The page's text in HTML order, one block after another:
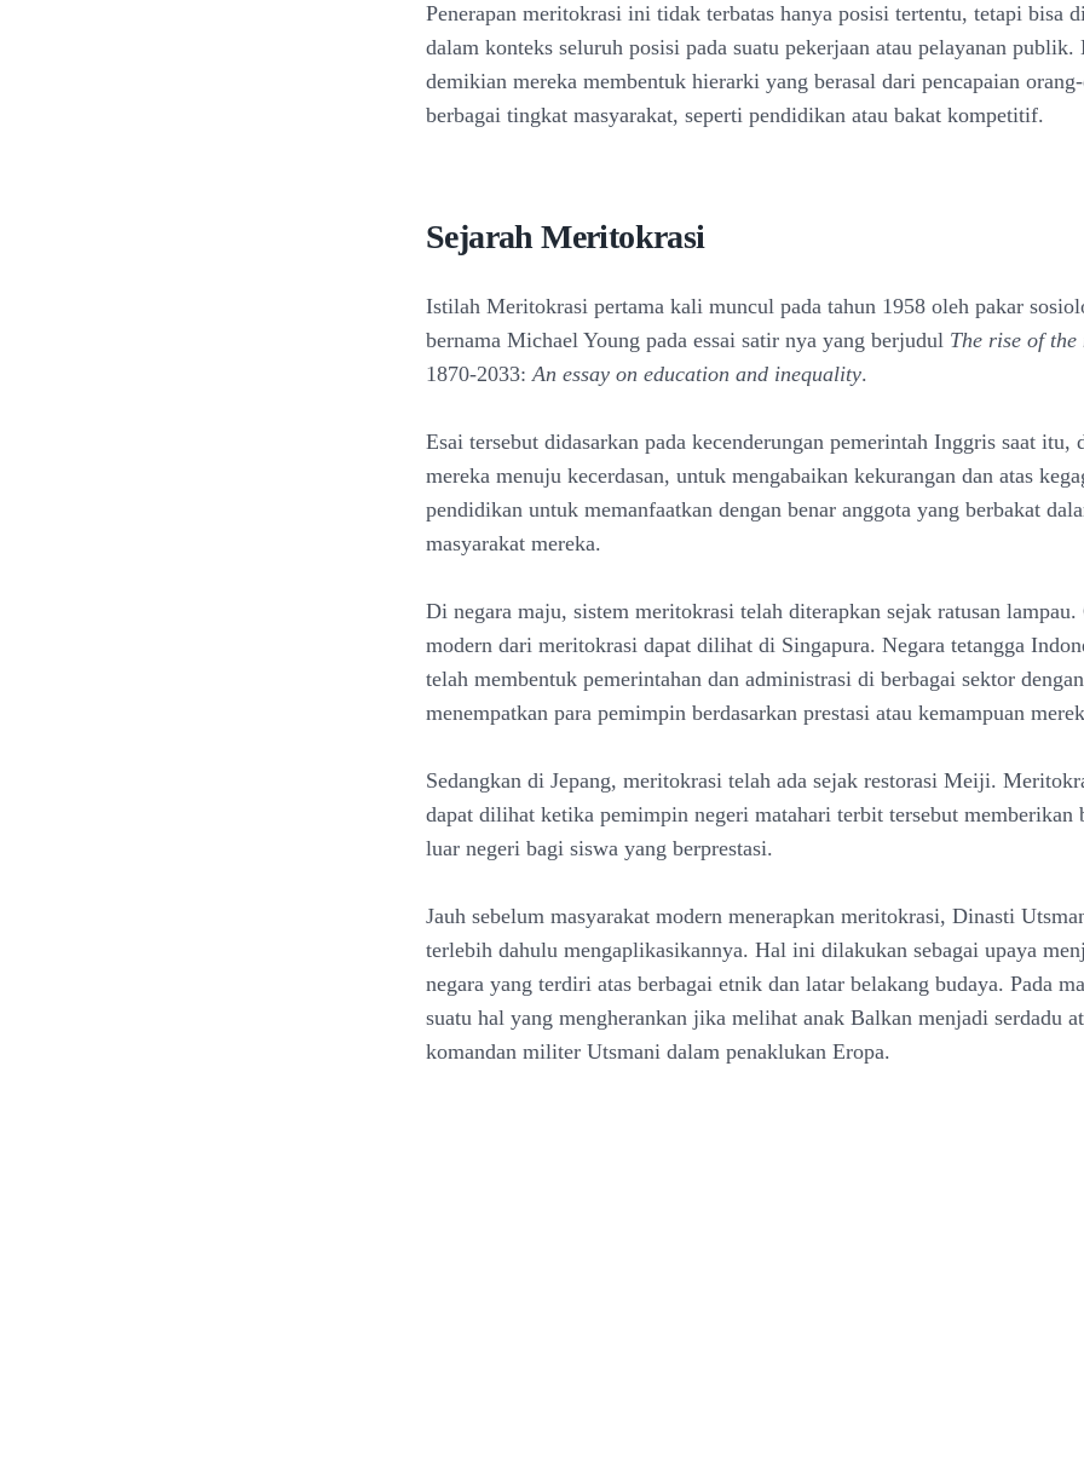
Penerapan meritokrasi ini tidak terbatas hanya posisi tertentu, tetapi bisa
dalam konteks seluruh posisi pada suatu pekerjaan atau pelayanan publik.
demikian mereka membentuk hierarki yang berasal dari pencapaian
berbagai tingkat masyarakat, seperti pendidikan atau bakat kompetitif.
Sejarah Meritokrasi
Istilah Meritokrasi pertama kali muncul pada tahun 1958 oleh pakar
bernama Michael Young pada essai satir nya yang berjudul The rise of
1870-2033:An essay on education and inequality.
Esai tersebut didasarkan pada kecenderungan pemerintah Inggris saat itu,
mereka menuju kecerdasan, untuk mengabaikan kekurangan dan atas
pendidikan untuk memanfaatkan dengan benar anggota yang berbakat
masyarakat mereka.
Di negara maju, sistem meritokrasi telah diterapkan sejak ratusan lampau.
modern dari meritokrasi dapat dilihat di Singapura. Negara tetangga
telah membentuk pemerintahan dan administrasi di berbagai sektor dengan
menempatkan para pemimpin berdasarkan prestasi atau kemampuan
Sedangkan di Jepang, meritokrasi telah ada sejak restorasi Meiji.
dapat dilihat ketika pemimpin negeri matahari terbit tersebut memberikan
luar negeri bagi siswa yang berprestasi.
Jauh sebelum masyarakat modern menerapkan meritokrasi, Dinasti
terlebih dahulu mengaplikasikannya. Hal ini dilakukan sebagai upaya
negara yang terdiri atas berbagai etnik dan latar belakang budaya. Pada
suatu hal yang mengherankan jika melihat anak Balkan menjadi serdadu
komandan militer Utsmani dalam penaklukan Eropa.